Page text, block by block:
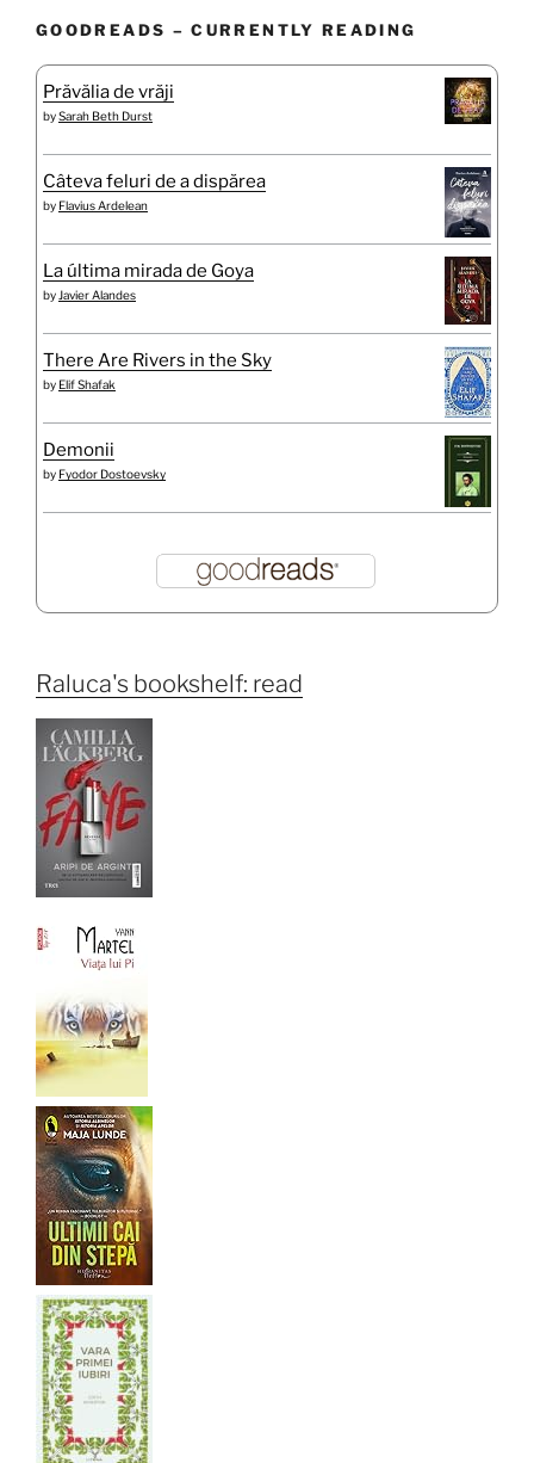
GOODREADS – CURRENTLY READING
Prăvălia de vrăji
bySarah Beth Durst
Câteva feluri de a dispărea
by Flavius Ardelean
La última mirada de Goya
by Javier Alandes
There Are Rivers in the Sky
by Elif Shafak
Demonii
by Fyodor Dostoevsky
Raluca's bookshelf: read